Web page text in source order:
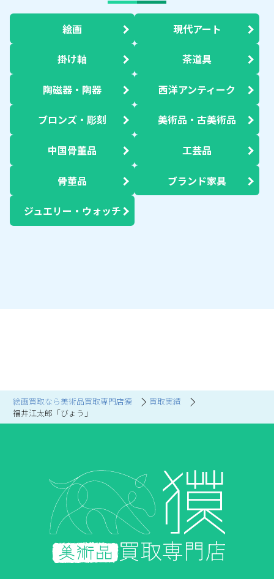
絵画買取なら美術品買取専門店獏
買取実績
福井江太郎「びょう」
絵画 現代アート
掛け軸 茶道具
陶磁器・陶器 西洋アンティーク
ブロンズ・彫刻 美術品・古美術品
中国骨董品 工芸品
骨董品 ブランド家具
ジュエリー・ウォッチ